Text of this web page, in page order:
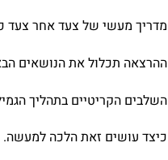
מדריך מעשי של צעד אחר צעד
ההרצאה תכלול את הנושאים
השלבים הקריטיים בתהליך
כיצד עושים זאת הלכה למעשה.